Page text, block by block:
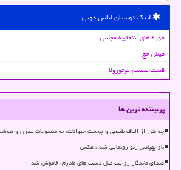
لینک دوستان لباس دونی
حوزه های انتخابیه مجلس
فیش حج
قیمت بیسیم موتورولا
پربیننده ترین ها
چه طور از الیاف طبیعی و پوست حیوانات، به منسوجات مدرن و
ناو پهپادبر رنو رونمایی شد!، عکس
صدای ماندگار روایت مثل دست های مادرم، خاموش شد